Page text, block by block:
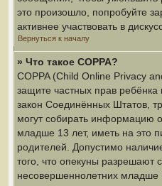
это произошло, попробуйте
активнее участвовать в
Вернуться к началу
» Что такое COPPA?
COPPA (Child Online Privacy
защите частных прав ребёнка
закон Соединённых Штатов,
могут собирать информацию
младше 13 лет, иметь на это
родителей. Допустимо
того, что опекуны
несовершеннолетних младше